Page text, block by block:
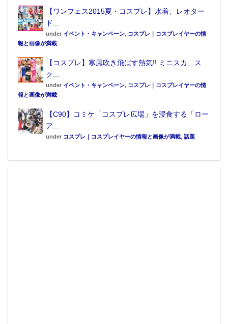
【ワンフェス2015夏・コスプレ】水着、レオター
ド...
under イベント・キャンペーン, コスプレ｜コスプレイヤーの情
報と画像が満載
【コスプレ】寒風吹き飛ばす熱気!! ミニスカ、ス
ク...
under イベント・キャンペーン, コスプレ｜コスプレイヤーの情
報と画像が満載
【C90】コミケ「コスプレ広場」を浸食する「ロー
ア...
under コスプレ｜コスプレイヤーの情報と画像が満載, 話題